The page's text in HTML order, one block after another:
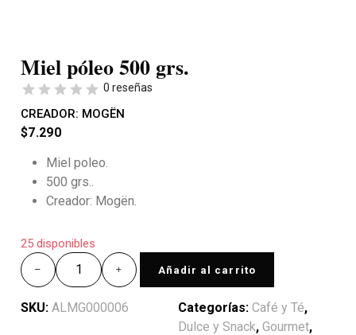
Miel póleo 500 grs.
0 reseñas
CREADOR: MOGËN
$7.290
Miel poleo.
500 grs..
Creador: Mogën.
25 disponibles
Añadir al carrito
SKU: ALMG000006 Categorías: Café y Té,
Dulce y Snack, Gourmet,